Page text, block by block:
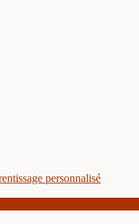
personnalisé